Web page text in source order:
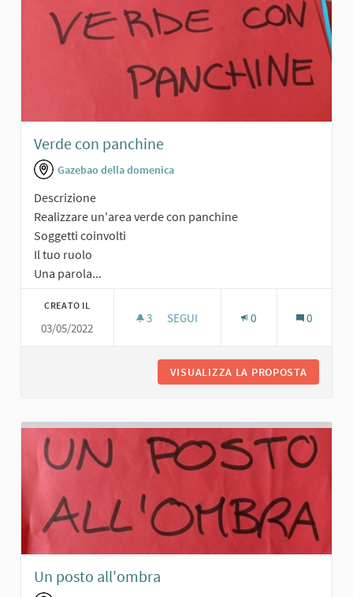
Verde con panchine
Gazebao della domenica
Descrizione
Realizzare un'area verde con panchine
Soggetti coinvolti
Il tuo ruolo
Una parola...
CREATO IL
03/05/2022
3 3 SOSTENITORI
SEGUI 0 0
VISUALIZZA LA PROPOSTA
Un posto all'ombra